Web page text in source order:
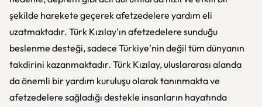
şekilde harekete geçerek afetzedelere yardım eli
uzatmaktadır. Türk Kızılay'ın afetzedelere sunduğu
beslenme desteği, sadece Türkiye'nin değil tüm dünyanın
takdirini kazanmaktadır. Türk Kızılay, uluslararası alanda
da önemli bir yardım kuruluşu olarak tanınmakta ve
afetzedelere sağladığı destekle insanların hayatında